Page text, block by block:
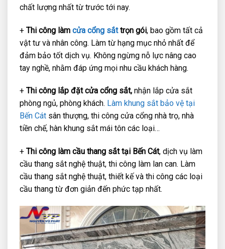
chất lượng nhất từ trước tới nay.
+ Thi công làm cửa cổng sắttrọn gói, bao gồm tất cả
vật tư và nhân công. Làm từ hạng mục nhỏ nhất để
đảm bảo tốt dịch vụ. Không ngừng nỗ lực nâng cao
tay nghề, nhằm đáp ứng mọi nhu cầu khách hàng.
+ Thi công lắp đặt cửa cổng sắt, nhận lắp cửa sắt
phòng ngủ, phòng khách. Làm khung sắt bảo vệ tại
Bến Cát sân thượng, thi công cửa cổng nhà trọ, nhà
tiền chế, hàn khung sắt mái tôn các loại…
+ Thi công làm cầu thang sắt tại Bến Cát, dịch vụ làm
cầu thang sắt nghệ thuật, thi công làm lan can. Làm
cầu thang sắt nghệ thuật, thiết kế và thi công các loại
cầu thang từ đơn giản đến phức tạp nhất.